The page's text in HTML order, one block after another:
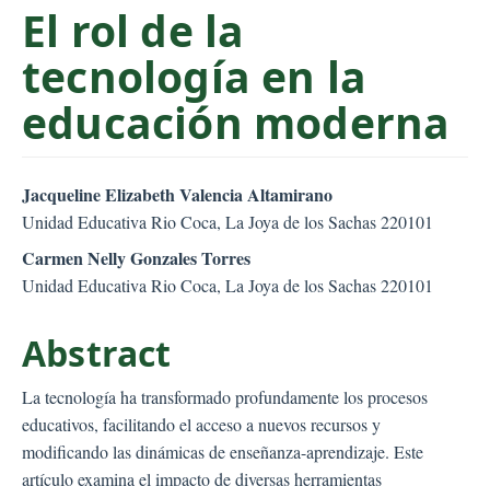
C
o
n
e
S
d
e
El rol de la
tecnología en la
educación moderna
Jacqueline Elizabeth Valencia Altamirano
Unidad Educativa Rio Coca, La Joya de los Sachas 220101
Carmen Nelly Gonzales Torres
Unidad Educativa Rio Coca, La Joya de los Sachas 220101
Abstract
La tecnología ha transformado profundamente los procesos
educativos, facilitando el acceso a nuevos recursos y
modificando las dinámicas de enseñanza-aprendizaje. Este
artículo examina el impacto de diversas herramientas